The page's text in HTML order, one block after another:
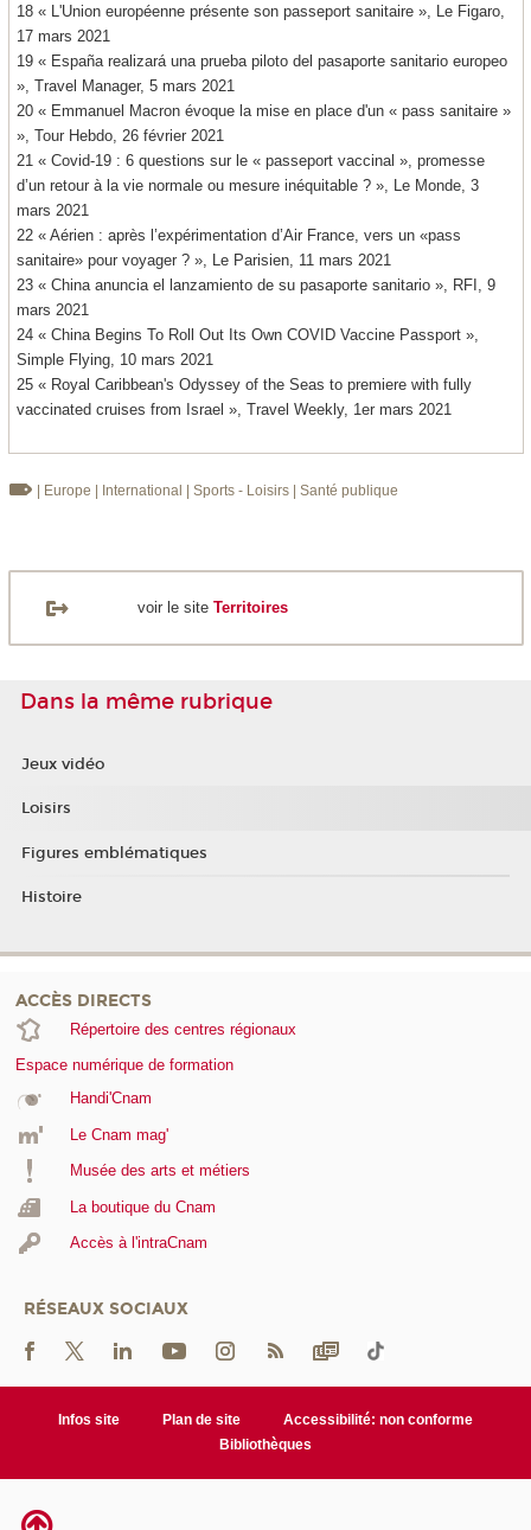
18 « L'Union européenne présente son passeport sanitaire », Le Figaro,
17 mars 2021
19 « España realizará una prueba piloto del pasaporte sanitario europeo
», Travel Manager, 5 mars 2021
20 « Emmanuel Macron évoque la mise en place d'un « pass sanitaire »
», Tour Hebdo, 26 février 2021
21 « Covid-19 : 6 questions sur le « passeport vaccinal », promesse
d’un retour à la vie normale ou mesure inéquitable ? », Le Monde, 3
mars 2021
22 « Aérien : après l’expérimentation d’Air France, vers un «pass
sanitaire» pour voyager ? », Le Parisien, 11 mars 2021
23 « China anuncia el lanzamiento de su pasaporte sanitario », RFI, 9
mars 2021
24 « China Begins To Roll Out Its Own COVID Vaccine Passport »,
Simple Flying, 10 mars 2021
25 « Royal Caribbean's Odyssey of the Seas to premiere with fully
vaccinated cruises from Israel », Travel Weekly, 1er mars 2021
| Europe | International | Sports - Loisirs | Santé publique
voir le site Territoires
Dans la même rubrique
Jeux vidéo
Loisirs
Figures emblématiques
Histoire
ACCÈS DIRECTS
Répertoire des centres régionaux
Espace numérique de formation
Handi'Cnam
Le Cnam mag'
Musée des arts et métiers
La boutique du Cnam
Accès à l'intraCnam
RÉSEAUX SOCIAUX
Infos site Plan de site
Accessibilité: non conforme
Bibliothèques